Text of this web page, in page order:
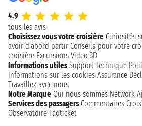
4.9
tous les avis
Choisissez vous votre croisière Curiosités
avoir d’abord partir Conseils pour votre
croisière Excursions Video 3D
Informations utiles Support technique
Informations sur les cookies Assurance
Travaillez avec nous
Notre Marque Qui nous sommes Network
Services des passagers Commentaires
Observatoire Taoticket